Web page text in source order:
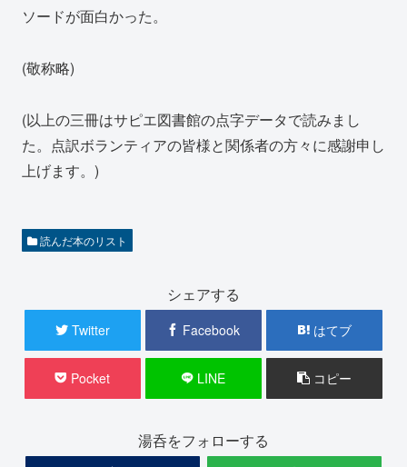
ソードが面白かった。
(敬称略)
(以上の三冊はサピエ図書館の点字データで読みまし
た。点訳ボランティアの皆様と関係者の方々に感謝申し
上げます。)
読んだ本のリスト
シェアする
Twitter Facebook はてブ
Pocket LINE コピー
湯呑をフォローする